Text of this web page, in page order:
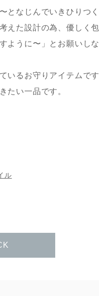
となじんでいきひりつ
えた設計の為、優しく
うに〜」とお願いし
いるお守りアイテムで
たい一品です。
ル